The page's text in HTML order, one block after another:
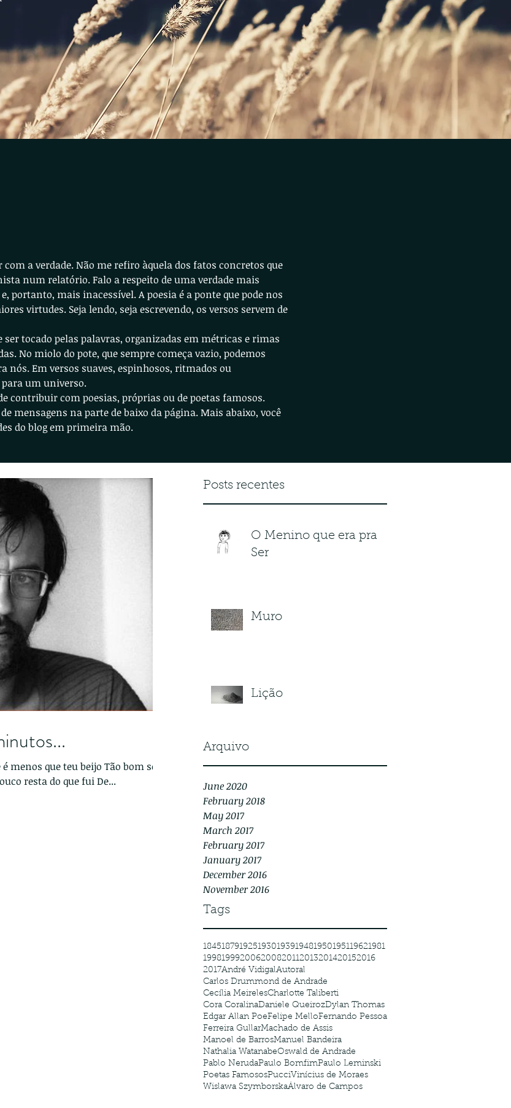
com a verdade. Não me refiro àquela dos fatos concretos que
num relatório. Falo a respeito de uma verdade mais
portanto, mais inacessível. A poesia é a ponte que pode nos
virtudes. Seja lendo, seja escrevendo, os versos servem de
ser tocado pelas palavras, organizadas em métricas e rimas
No miolo do pote, que sempre começa vazio, podemos
nós. Em versos suaves, espinhosos, ritmados ou
um universo.
contribuir com poesias, próprias ou de poetas famosos.
mensagens na parte de baixo da página. Mais abaixo, você
do blog em primeira mão.
Posts recentes
O Menino que era pra
Ser
Muro
Lição
Arquivo
June 2020
February 2018
May 2017
March 2017
February 2017
January 2017
December 2016
November 2016
Tags
1845187919251930193919481950195119621981
199819992006200820112013201420152016
2017André VidigalAutoral
Carlos Drummond de Andrade
Cecília MeirelesCharlotte Taliberti
Cora CoralinaDaniele QueirozDylan Thomas
Edgar Allan PoeFelipe MelloFernando Pessoa
Ferreira GullarMachado de Assis
Manoel de BarrosManuel Bandeira
Nathalia WatanabeOswald de Andrade
Pablo NerudaPaulo BomfimPaulo Leminski
Poetas FamososPucciVinícius de Moraes
Wislawa SzymborskaÁlvaro de Campos
teu que sou Eu a teus pés derramado Pouco resta do que fui De...